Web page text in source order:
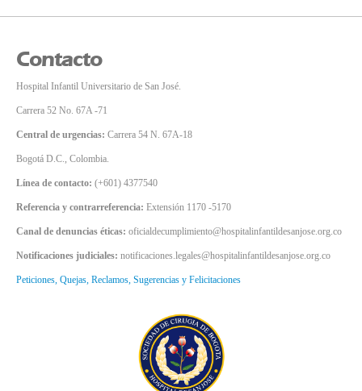
Contacto
Hospital Infantil Universitario de San José.
Carrera 52 No. 67A -71
Central de urgencias: Carrera 54 N. 67A-18
Bogotá D.C., Colombia.
Línea de contacto: (+601) 4377540
Referencia y contrarreferencia: Extensión 1170 -5170
Canal de denuncias éticas: oficialdecumplimiento@hospitalinfantildesanjose.org.co
Notificaciones judiciales: notificaciones.legales@hospitalinfantildesanjose.org.co
Peticiones, Quejas, Reclamos, Sugerencias y Felicitaciones